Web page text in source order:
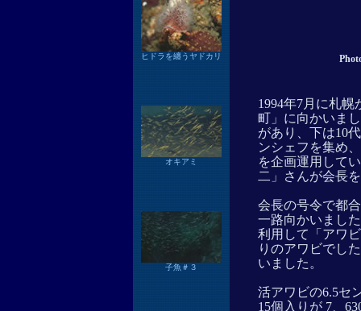
ヒドラを纏うヤドカリ
オキアミ
子魚＃３
1994年7月に札
町」に向かいま
があり、下は10
ンシェフを集め
を企画運用して
二」さんが会長
会長の号令で都
一路向かいまし
利用して「アワ
りのアワビでし
いました。
活アワビの6.5セ
15個入りが 7、